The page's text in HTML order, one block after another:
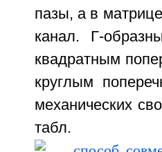
пазы, а в
канал. Г-
квадратным
круглым
механических
табл.